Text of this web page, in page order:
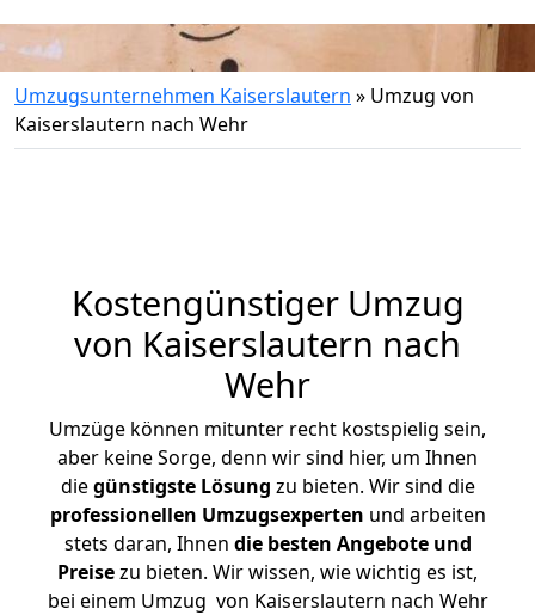
Umzugsunternehmen Kaiserslautern » Umzug von
Kaiserslautern nach Wehr
Kostengünstiger Umzug
von Kaiserslautern nach
Wehr
Umzüge können mitunter recht kostspielig sein,
aber keine Sorge, denn wir sind hier, um Ihnen
diegünstigste Lösung zu bieten. Wir sind die
professionellen Umzugsexperten und arbeiten
stets daran, Ihnen die besten Angebote und
Preisezu bieten. Wir wissen, wie wichtig es ist,
bei einem Umzug von Kaiserslautern nach Wehr